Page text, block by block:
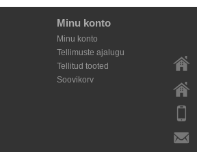
Minu konto
Minu konto
Tellimuste ajalugu
Tellitud tooted
Soovikorv